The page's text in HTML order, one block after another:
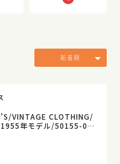
新着順
VINTAGE CLOTHING/
年モデル/50155-007